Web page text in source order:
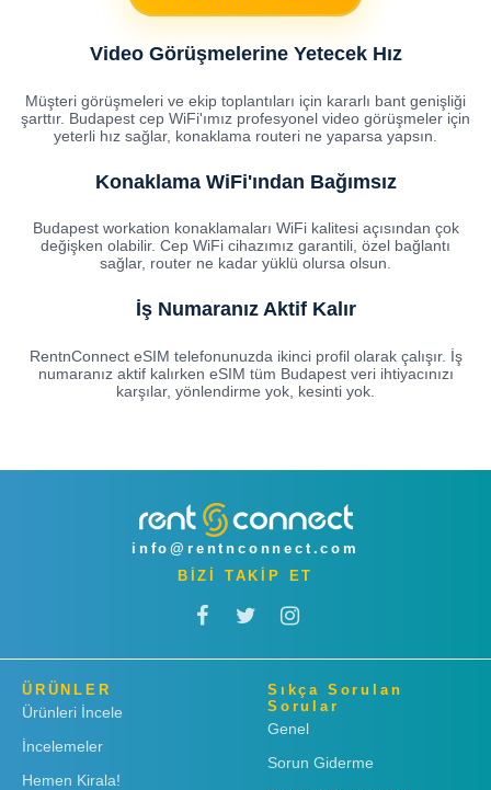
Video Görüşmelerine Yetecek Hız
Müşteri görüşmeleri ve ekip toplantıları için kararlı bant genişliği
şarttır. Budapest cep WiFi'ımız profesyonel video görüşmeler için
yeterli hız sağlar, konaklama routeri ne yaparsa yapsın.
Konaklama WiFi'ından Bağımsız
Budapest workation konaklamaları WiFi kalitesi açısından çok
değişken olabilir. Cep WiFi cihazımız garantili, özel bağlantı
sağlar, router ne kadar yüklü olursa olsun.
İş Numaranız Aktif Kalır
RentnConnect eSIM telefonunuzda ikinci profil olarak çalışır. İş
numaranız aktif kalırken eSIM tüm Budapest veri ihtiyacınızı
karşılar, yönlendirme yok, kesinti yok.
info@rentnconnect.com
BİZİ TAKİP ET
ÜRÜNLER
Ürünleri İncele
İncelemeler
Hemen Kirala!
Sıkça Sorulan
Sorular
Genel
Sorun Giderme